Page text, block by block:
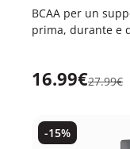
BCAA per un
prima, durante e
16.99€27.99€
-15%